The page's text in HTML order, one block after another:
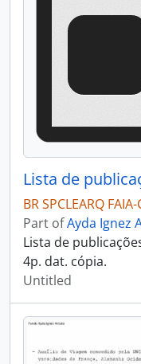
Lista de
BR SPCLEARQ
Part ofAyda Ignez
Lista de
4p. dat. cópia.
Untitled